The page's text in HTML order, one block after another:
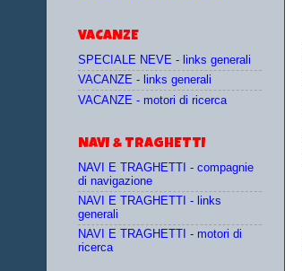
VACANZE
SPECIALE NEVE - links generali
VACANZE - links generali
VACANZE - motori di ricerca
NAVI & TRAGHETTI
NAVI E TRAGHETTI - compagnie
di navigazione
NAVI E TRAGHETTI - links
generali
NAVI E TRAGHETTI - motori di
ricerca